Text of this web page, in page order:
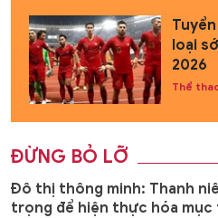
loại
2026
Thể
ĐỪNG BỎ LỠ
Đô thị thông minh: Thanh
trọng để hiện thực hóa mục